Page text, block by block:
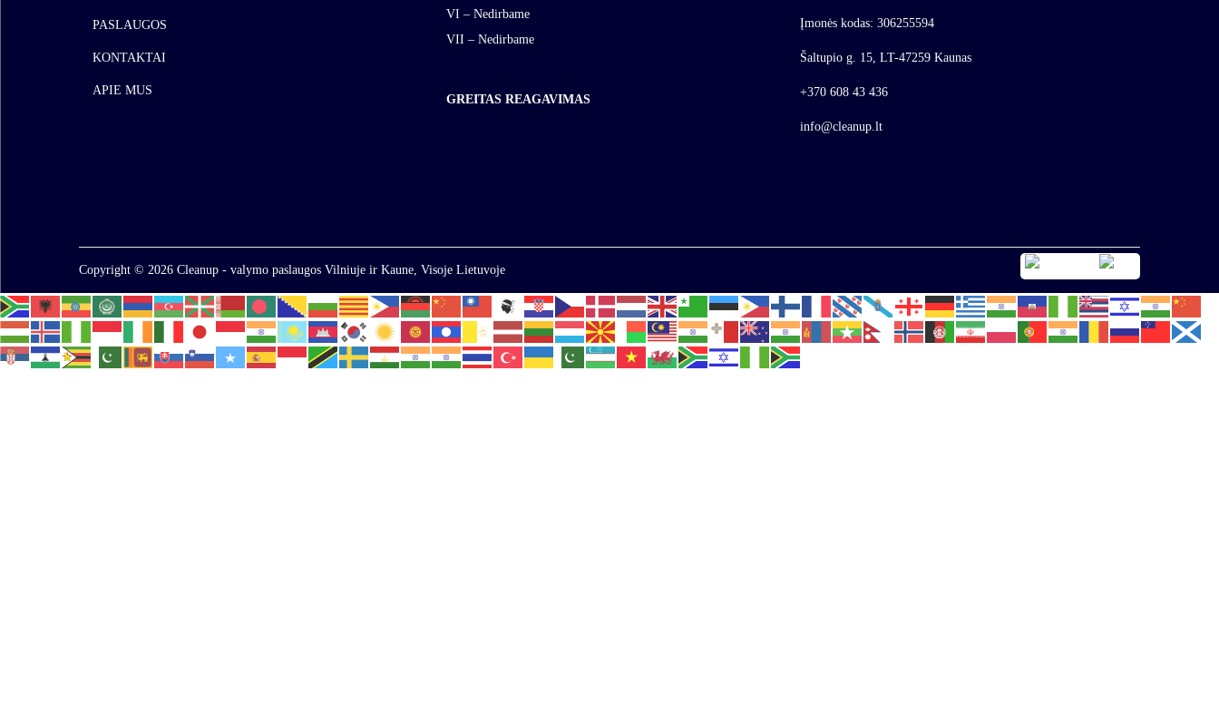
PASLAUGOS
KONTAKTAI
APIE MUS
VI – Nedirbame
VII – Nedirbame
GREITAS REAGAVIMAS
Įmonės kodas: 306255594
Šaltupio g. 15, LT-47259 Kaunas
+370 608 43 436
info@cleanup.lt
Copyright © 2026 Cleanup - valymo paslaugos Vilniuje ir Kaune, Visoje Lietuvoje